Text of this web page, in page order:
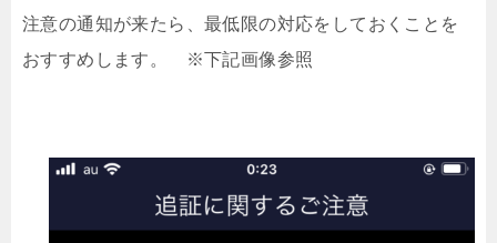
注意の通知が来たら、最低限の対応をしておくことを
おすすめします。 ※下記画像参照